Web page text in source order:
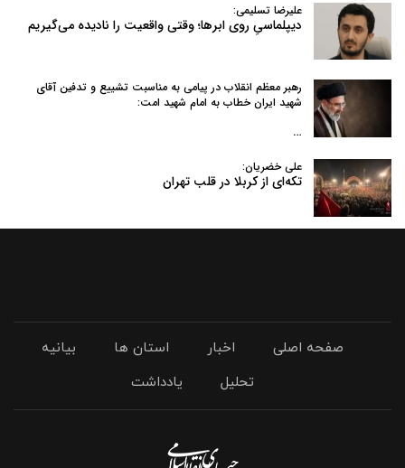
علیرضا تسلیمی:
دیپلماسیِ روی ابرها؛ وقتی واقعیت را نادیده می‌گیریم
رهبر معظم انقلاب در پیامی به‌ مناسبت تشییع و تدفین آقای
شهید ایران خطاب به امام شهید امت:
…
علی خضریان:
تکه‌ای از کربلا در قلب تهران
صفحه اصلی اخبار استان ها
بیانیه
تحلیل
یادداشت